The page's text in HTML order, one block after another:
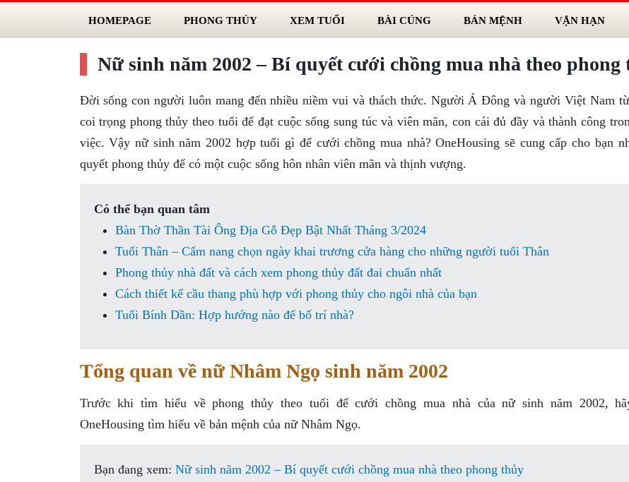
HOMEPAGE PHONG THỦY XEM TUỔI BÀI CÚNG BẢN MỆNH VẬN HẠN
Nữ sinh năm 2002 – Bí quyết cưới chồng mua nhà theo phong
Đời sống con người luôn mang đến nhiều niềm vui và thách thức. Người Á Đông và người Việt Nam
coi trọng phong thủy theo tuổi để đạt cuộc sống sung túc và viên mãn, con cái đủ đầy và thành công
việc. Vậy nữ sinh năm 2002 hợp tuổi gì để cưới chồng mua nhà? OneHousing sẽ cung cấp cho bạn
quyết phong thủy để có một cuộc sống hôn nhân viên mãn và thịnh vượng.
Có thể bạn quan tâm
Bàn Thờ Thần Tài Ông Địa Gỗ Đẹp Bật Nhất Tháng 3/2024
Tuổi Thân – Cẩm nang chọn ngày khai trương cửa hàng cho những người tuổi Thân
Phong thủy nhà đất và cách xem phong thủy đất đai chuẩn nhất
Cách thiết kế cầu thang phù hợp với phong thủy cho ngôi nhà của bạn
Tuổi Bính Dần: Hợp hướng nào để bố trí nhà?
Tổng quan về nữ Nhâm Ngọ sinh năm 2002
Trước khi tìm hiểu về phong thủy theo tuổi để cưới chồng mua nhà của nữ sinh năm 2002,
OneHousing tìm hiểu về bản mệnh của nữ Nhâm Ngọ.
Bạn đang xem: Nữ sinh năm 2002 – Bí quyết cưới chồng mua nhà theo phong thủy